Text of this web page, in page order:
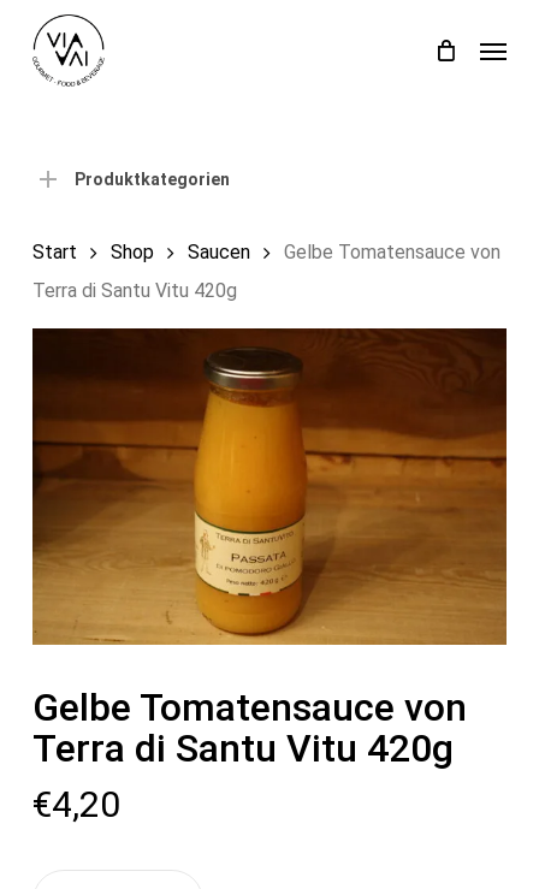
Einkaufswagen Close
Produktkategorien
Start Shop Saucen
Gelbe Tomatensauce von
Terra di Santu Vitu 420g
Gelbe Tomatensauce von
Terra di Santu Vitu 420g
€4,20